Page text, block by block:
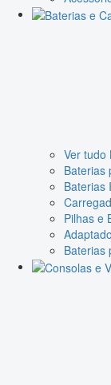
Ver tudo
Baterias
Baterias
Pilhas e
Baterias